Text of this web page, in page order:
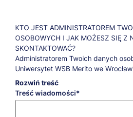
KTO JEST ADMINISTRATOREM
OSOBOWYCH I JAK MOŻESZ SIĘ Z
SKONTAKTOWAĆ?
Administratorem Twoich danych
Uniwersytet WSB Merito we
29-31.
Jeśli masz pytania dotyczące
danych osobowych oraz
Rozwiń treść
Treść wiadomości